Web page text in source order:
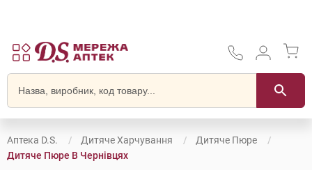
Аптека D.S. Дитяче Харчування
Дитяче Пюре
Дитяче Пюре В Чернівцях